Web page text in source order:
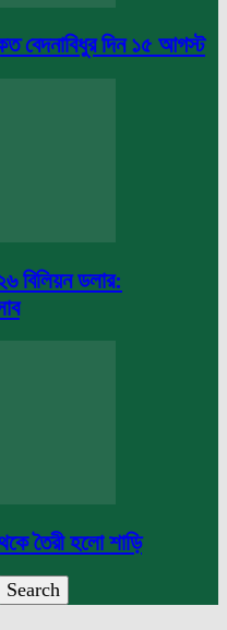
বেদনাবিধুর দিন ১৫ আগস্ট
বিলিয়ন ডলার:
তৈরী হলো শাড়ি